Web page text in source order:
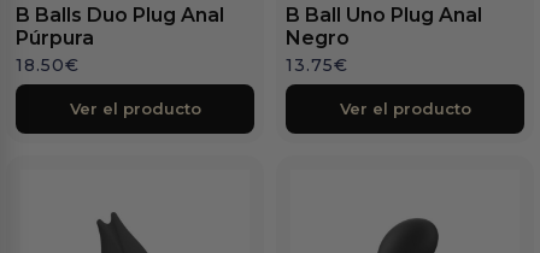
B Balls Duo Plug Anal
Púrpura
18.50€
Ver el producto
B Ball Uno Plug Anal
Negro
13.75€
Ver el producto